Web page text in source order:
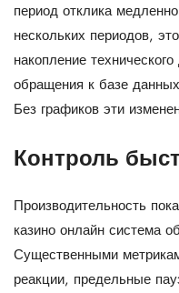
период отклика
нескольких периодов,
накопление
обращения к базе
Без графиков эти
Контроль
Производительность
казино онлайн система
Существенными
реакции, предельные